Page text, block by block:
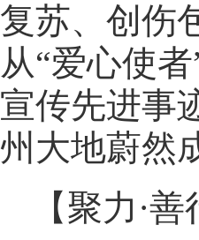
复苏、创伤
从“爱心使
宣传先进事
州大地蔚然
【聚力·善